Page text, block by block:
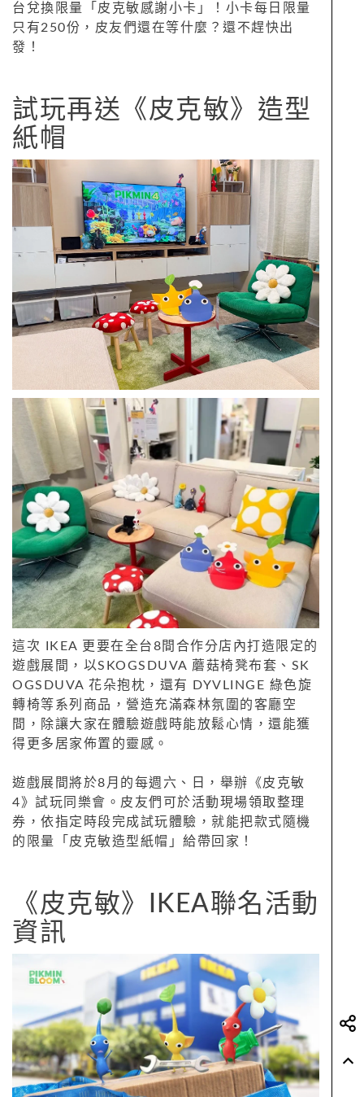
台兌換限量「皮克敏感謝小卡」！小卡每日限量
只有250份，皮友們還在等什麼？還不趕快出
發！
試玩再送《皮克敏》造型
紙帽
這次 IKEA 更要在全台8間合作分店內打造限定的
遊戲展間，以SKOGSDUVA 蘑菇椅凳布套、SK
OGSDUVA 花朵抱枕，還有 DYVLINGE 綠色旋
轉椅等系列商品，營造充滿森林氛圍的客廳空
間，除讓大家在體驗遊戲時能放鬆心情，還能獲
得更多居家佈置的靈感。
遊戲展間將於8月的每週六、日，舉辦《皮克敏
4》試玩同樂會。皮友們可於活動現場領取整理
券，依指定時段完成試玩體驗，就能把款式隨機
的限量「皮克敏造型紙帽」給帶回家！
《皮克敏》IKEA聯名活動
資訊